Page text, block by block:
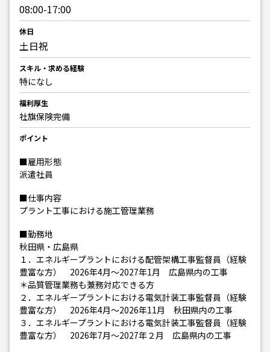
08:00-17:00
休日
土日祝
スキル・求める経験
特になし
福利厚生
社旗保険完備
ポイント
■雇用形態
派遣社員
■仕事内容
プラント工事における施工管理業務
■勤務地
秋田県・広島県
１．エネルギープラントにおける配管架構工事監督員（経験
豊富な方） 2026年4月～2027年1月 広島県内の工事
＊品質管理業務も兼務対応できる方
２．エネルギープラントにおける電気計装工事監督員（経験
豊富な方） 2026年4月～2026年11月 秋田県内の工事
３．エネルギープラントにおける電気計装工事監督員（経験
豊富な方） 2026年7月～2027年２月 広島県内の工事